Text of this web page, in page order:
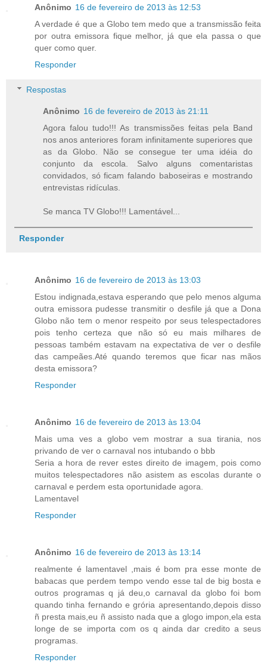
Anônimo 16 de fevereiro de 2013 às 12:53
A verdade é que a Globo tem medo que a transmissão feita
por outra emissora fique melhor, já que ela passa o que
quer como quer.
Responder
Respostas
Anônimo 16 de fevereiro de 2013 às 21:11
Agora falou tudo!!! As transmissões feitas pela Band
nos anos anteriores foram infinitamente superiores que
as da Globo. Não se consegue ter uma idéia do
conjunto da escola. Salvo alguns comentaristas
convidados, só ficam falando baboseiras e mostrando
entrevistas ridículas.
Se manca TV Globo!!! Lamentável...
Responder
Anônimo 16 de fevereiro de 2013 às 13:03
Estou indignada,estava esperando que pelo menos alguma
outra emissora pudesse transmitir o desfile já que a Dona
Globo não tem o menor respeito por seus telespectadores
pois tenho certeza que não só eu mais milhares de
pessoas também estavam na expectativa de ver o desfile
das campeães.Até quando teremos que ficar nas mãos
desta emissora?
Responder
Anônimo 16 de fevereiro de 2013 às 13:04
Mais uma ves a globo vem mostrar a sua tirania, nos
privando de ver o carnaval nos intubando o bbb
Seria a hora de rever estes direito de imagem, pois como
muitos telespectadores não asistem as escolas durante o
carnaval e perdem esta oportunidade agora.
Lamentavel
Responder
Anônimo 16 de fevereiro de 2013 às 13:14
realmente é lamentavel ,mais é bom pra esse monte de
babacas que perdem tempo vendo esse tal de big bosta e
outros programas q já deu,o carnaval da globo foi bom
quando tinha fernando e grória apresentando,depois disso
ñ presta mais,eu ñ assisto nada que a glogo impon,ela esta
longe de se importa com os q ainda dar credito a seus
programas.
Responder